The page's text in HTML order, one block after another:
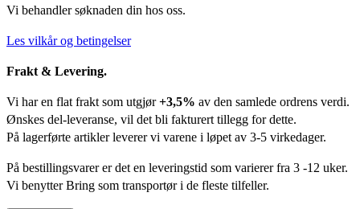
Vi behandler søknaden din hos oss.
Les vilkår og betingelser
Frakt & Levering.
Vi har en flat frakt som utgjør+3,5% av den samlede ordrens verdi.
Ønskes del-leveranse, vil det bli fakturert tillegg for dette.
På lagerførte artikler leverer vi varene i løpet av 3-5 virkedager.
På bestillingsvarer er det en leveringstid som varierer fra 3 -12 uker.
Vi benytter Bring som transportør i de fleste tilfeller.